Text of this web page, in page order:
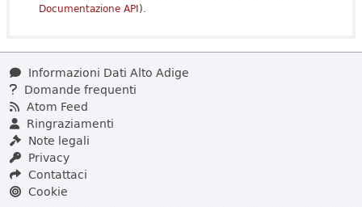
Documentazione API).
Informazioni Dati Alto Adige
Domande frequenti
Atom Feed
Ringraziamenti
Note legali
Privacy
Contattaci
Cookie